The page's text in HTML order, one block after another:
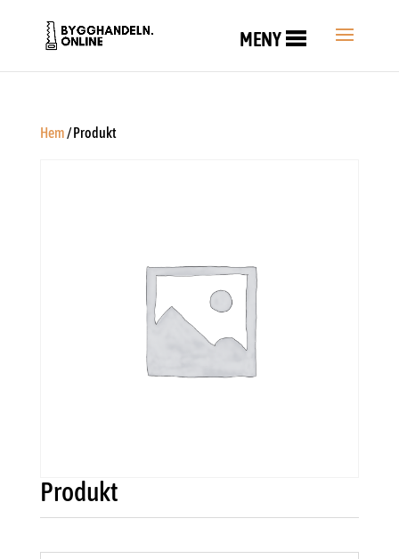
MENY
Hem/ Produkt
Produkt